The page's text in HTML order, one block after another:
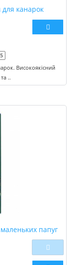
канарок
Високоякісний
..
папуг